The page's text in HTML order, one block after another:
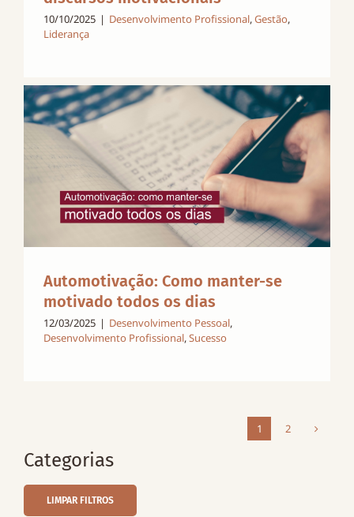
10/10/2025 | Desenvolvimento Profissional,Gestão,
Liderança
Automotivação: Como manter-se
motivado todos os dias
12/03/2025 | Desenvolvimento Pessoal,
Desenvolvimento Profissional,Sucesso
1 2
Categorias
LIMPAR FILTROS